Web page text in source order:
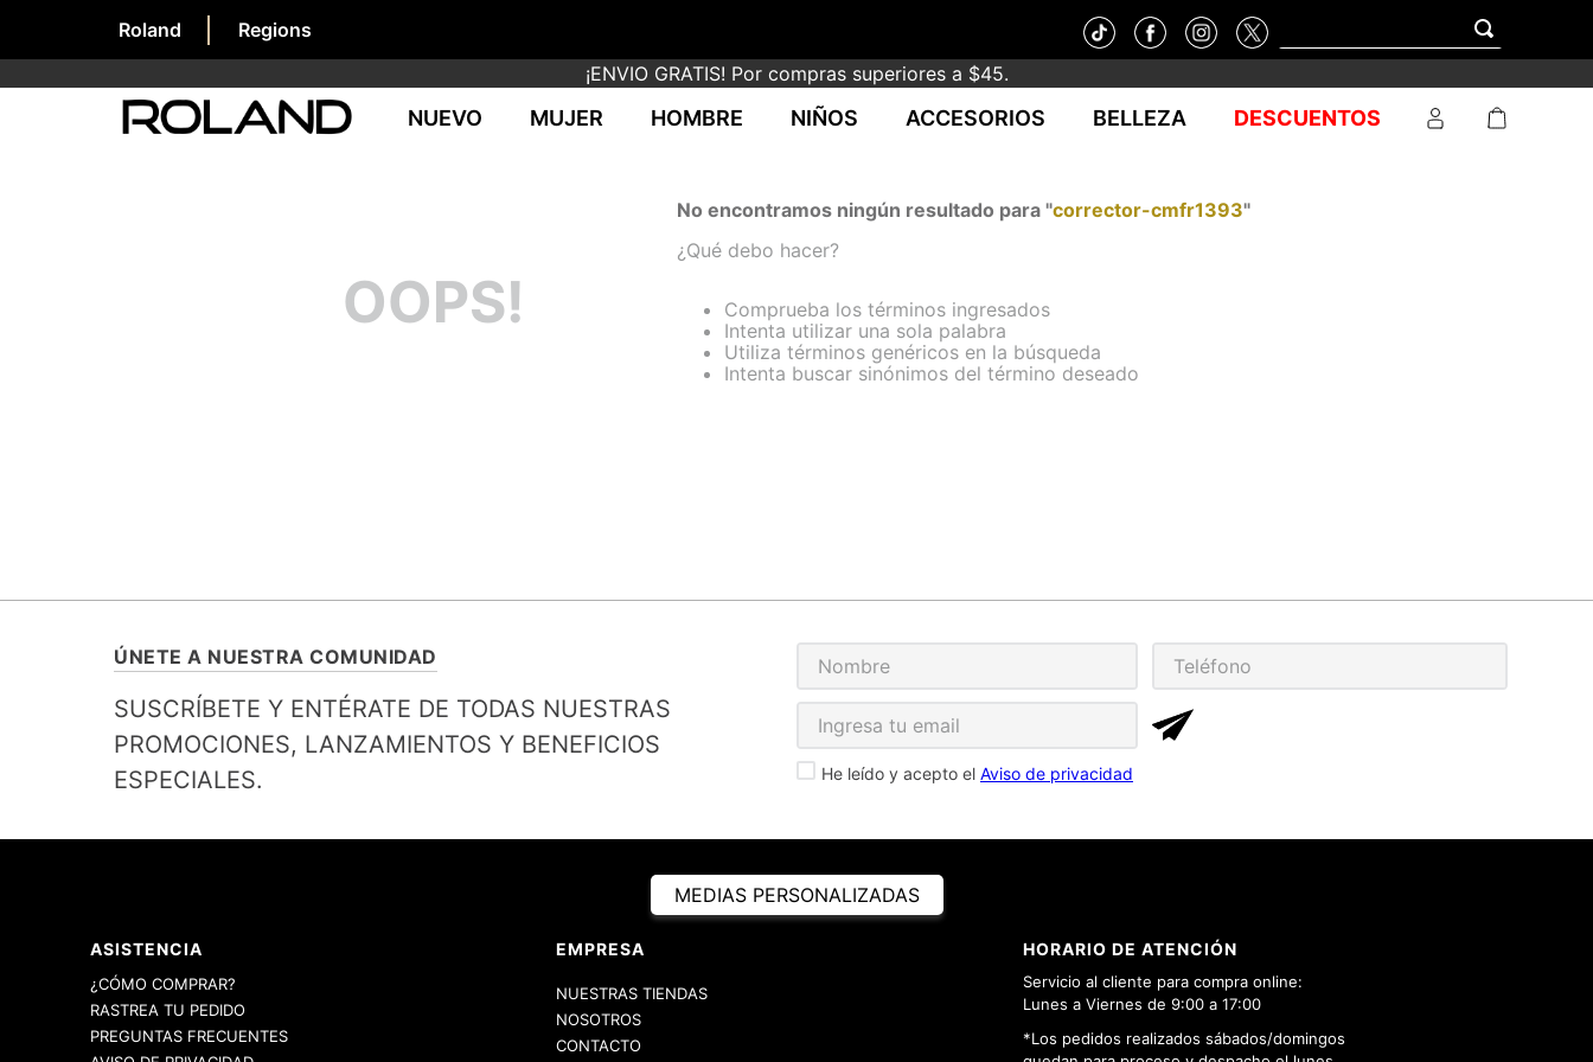
Roland
Regions
¡ENVIO GRATIS! Por compras superiores a $45.
NUEVO MUJER HOMBRE NIÑOS ACCESORIOS BELLEZA DESCUENTOS
OOPS!
No encontramos ningún resultado para "corrector-cmfr1393"
¿Qué debo hacer?
Comprueba los términos ingresados
Intenta utilizar una sola palabra
Utiliza términos genéricos en la búsqueda
Intenta buscar sinónimos del término deseado
ÚNETE A NUESTRA COMUNIDAD
SUSCRÍBETE Y ENTÉRATE DE TODAS NUESTRAS
PROMOCIONES, LANZAMIENTOS Y BENEFICIOS
ESPECIALES.
He leído y acepto el Aviso de privacidad
MEDIAS PERSONALIZADAS
ASISTENCIA
¿CÓMO COMPRAR?
RASTREA TU PEDIDO
PREGUNTAS FRECUENTES
EMPRESA
NUESTRAS TIENDAS
NOSOTROS
CONTACTO
HORARIO DE ATENCIÓN
Servicio al cliente para compra online:
Lunes a Viernes de 9:00 a 17:00
*Los pedidos realizados sábados/domingos